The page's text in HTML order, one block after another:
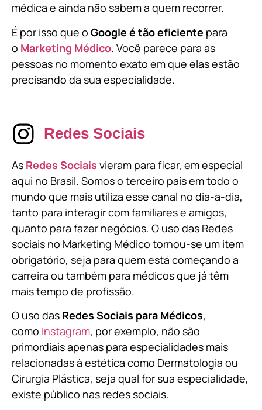
médica e ainda não sabem a quem recorrer.
É por isso que o Google é tão eficiente para
o Marketing Médico. Você parece para as
pessoas no momento exato em que elas estão
precisando da sua especialidade.
Redes Sociais
As Redes Sociais vieram para ficar, em especial
aqui no Brasil. Somos o terceiro país em todo o
mundo que mais utiliza esse canal no dia-a-dia,
tanto para interagir com familiares e amigos,
quanto para fazer negócios. O uso das Redes
sociais no Marketing Médico tornou-se um item
obrigatório, seja para quem está começando a
carreira ou também para médicos que já têm
mais tempo de profissão.
O uso das Redes Sociais para Médicos,
como Instagram, por exemplo, não são
primordiais apenas para especialidades mais
relacionadas à estética como Dermatologia ou
Cirurgia Plástica, seja qual for sua especialidade,
existe público nas redes sociais.